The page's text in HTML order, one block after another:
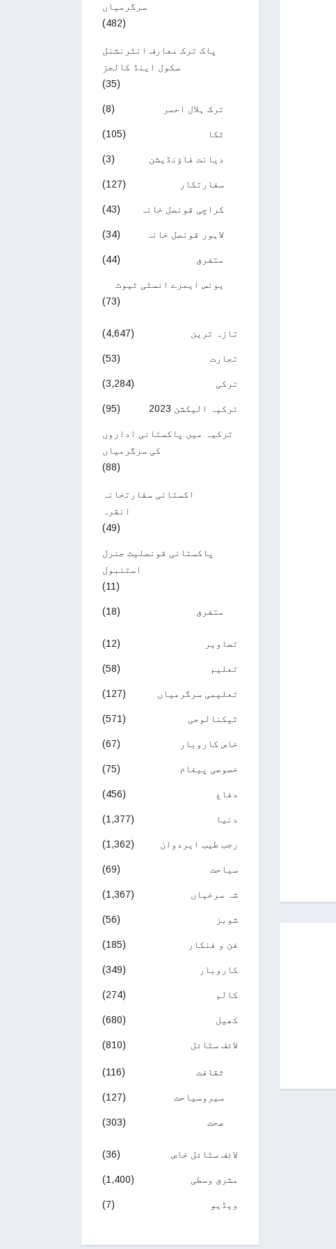
سرگرمیاں
(482)
پاک ترک معارف انٹرنشنل
سکول اینڈ کالجز
(35)
ترک ہلال احمر (8)
ٹکا (105)
دیانت فاؤنڈیشن (3)
سفارتکار (127)
کراچی قونصل خانہ (43)
لاہور قونصل خانہ (34)
متفرق (44)
یونس ایمرے انسٹی ٹیوٹ
(73)
تازہ ترین (4,647)
تجارت (53)
ترکی (3,284)
ترکیہ الیکشن 2023 (95)
ترکیہ میں پاکستانی اداروں
کی سرگرمیاں
(88)
اکستانی سفارتخانہ
انقرہ
(49)
پاکستانی قونصلیٹ جنرل
استنبول
(11)
متفرق (18)
تصاویر (12)
تعلیم (58)
تعلیمی سرگرمیاں (127)
ٹیکنالوجی (571)
خاص کاروبار (67)
خصوصی پیغام (75)
دفاع (456)
دنیا (1,377)
رجب طیب ایردوان (1,362)
سیاحت (69)
شہ سرخیاں (1,367)
شوبز (56)
فن و فنکار (185)
کاروبار (349)
کالم (274)
کھیل (680)
لائف سٹائل (810)
ثقافت (116)
سیروسیاحت (127)
صحت (303)
لائف سٹائل خاص (36)
مشرق وسطی (1,400)
ویڈیو (7)